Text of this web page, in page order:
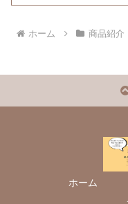
ホーム 商品紹介
ホーム